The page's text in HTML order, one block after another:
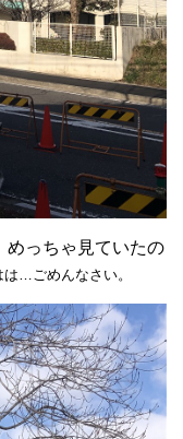
めっちゃ見ていたの
は…ごめんなさい。